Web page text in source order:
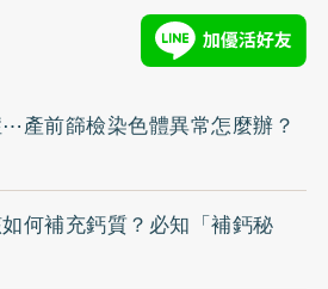
產前篩檢染色體異常怎麼辦？
何補充鈣質？必知「補鈣秘